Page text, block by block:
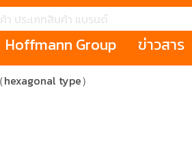
รรม
Hoffmann Group
STORY HOLEX
ข่าวสาร
เหตุการณ์
type）